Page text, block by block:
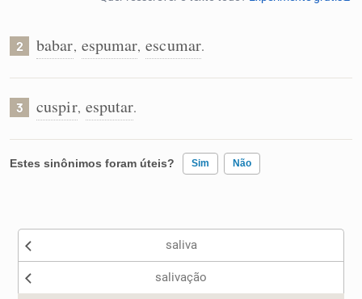
Humanizador de IA
Conexões
2 babar, espumar, escumar.
3 cuspir, esputar.
Estes sinônimos foram úteis? Sim Não
Nenhum dos sinônimos apresentados me ajudou
saliva
salivação